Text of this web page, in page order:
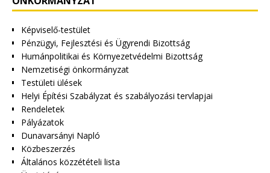
Képviselő-testület
Pénzügyi, Fejlesztési és Ügyrendi Bizottság
Humánpolitikai és Környezetvédelmi Bizottság
Nemzetiségi önkormányzat
Testületi ülések
Helyi Építési Szabályzat és szabályozási tervlapjai
Rendeletek
Pályázatok
Dunavarsányi Napló
Közbeszerzés
Általános közzétételi lista